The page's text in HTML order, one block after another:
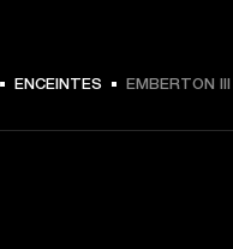
€ 179 -
ENCEINTES EMBERTON III